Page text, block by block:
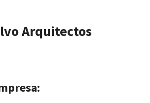
Arquitectos